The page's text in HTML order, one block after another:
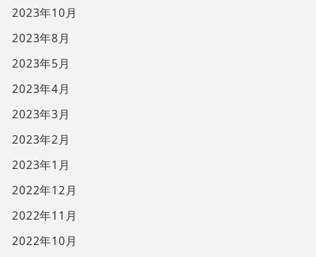
2023年10月
2023年8月
2023年5月
2023年4月
2023年3月
2023年2月
2023年1月
2022年12月
2022年11月
2022年10月